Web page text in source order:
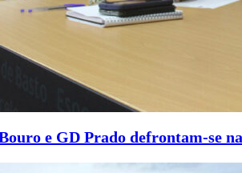
e GD Prado defrontam-se